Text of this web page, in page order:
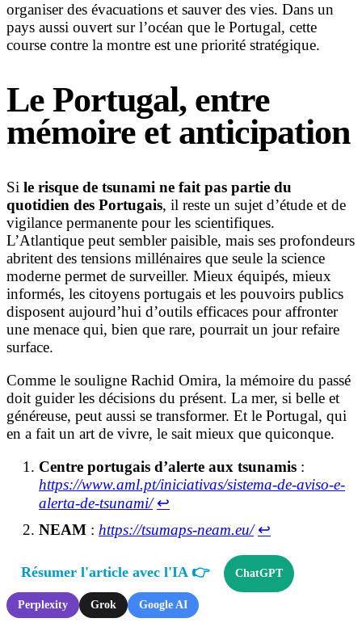
organiser des évacuations et sauver des vies. Dans un
pays aussi ouvert sur l’océan que le Portugal, cette
course contre la montre est une priorité stratégique.
Le Portugal, entre
mémoire et anticipation
Si le risque de tsunami ne fait pas partie du
quotidien des Portugais, il reste un sujet d’étude et de
vigilance permanente pour les scientifiques.
L’Atlantique peut sembler paisible, mais ses profondeurs
abritent des tensions millénaires que seule la science
moderne permet de surveiller. Mieux équipés, mieux
informés, les citoyens portugais et les pouvoirs publics
disposent aujourd’hui d’outils efficaces pour affronter
une menace qui, bien que rare, pourrait un jour refaire
surface.
Comme le souligne Rachid Omira, la mémoire du passé
doit guider les décisions du présent. La mer, si belle et
généreuse, peut aussi se transformer. Et le Portugal, qui
en a fait un art de vivre, le sait mieux que quiconque.
Centre portugais d’alerte aux tsunamis :
https://www.aml.pt/iniciativas/sistema-de-aviso-e-
alerta-de-tsunami/ ↩︎
NEAM : https://tsumaps-neam.eu/ ↩︎
Résumer l'article avec l'IA 👉 ChatGPT
Perplexity Grok Google AI